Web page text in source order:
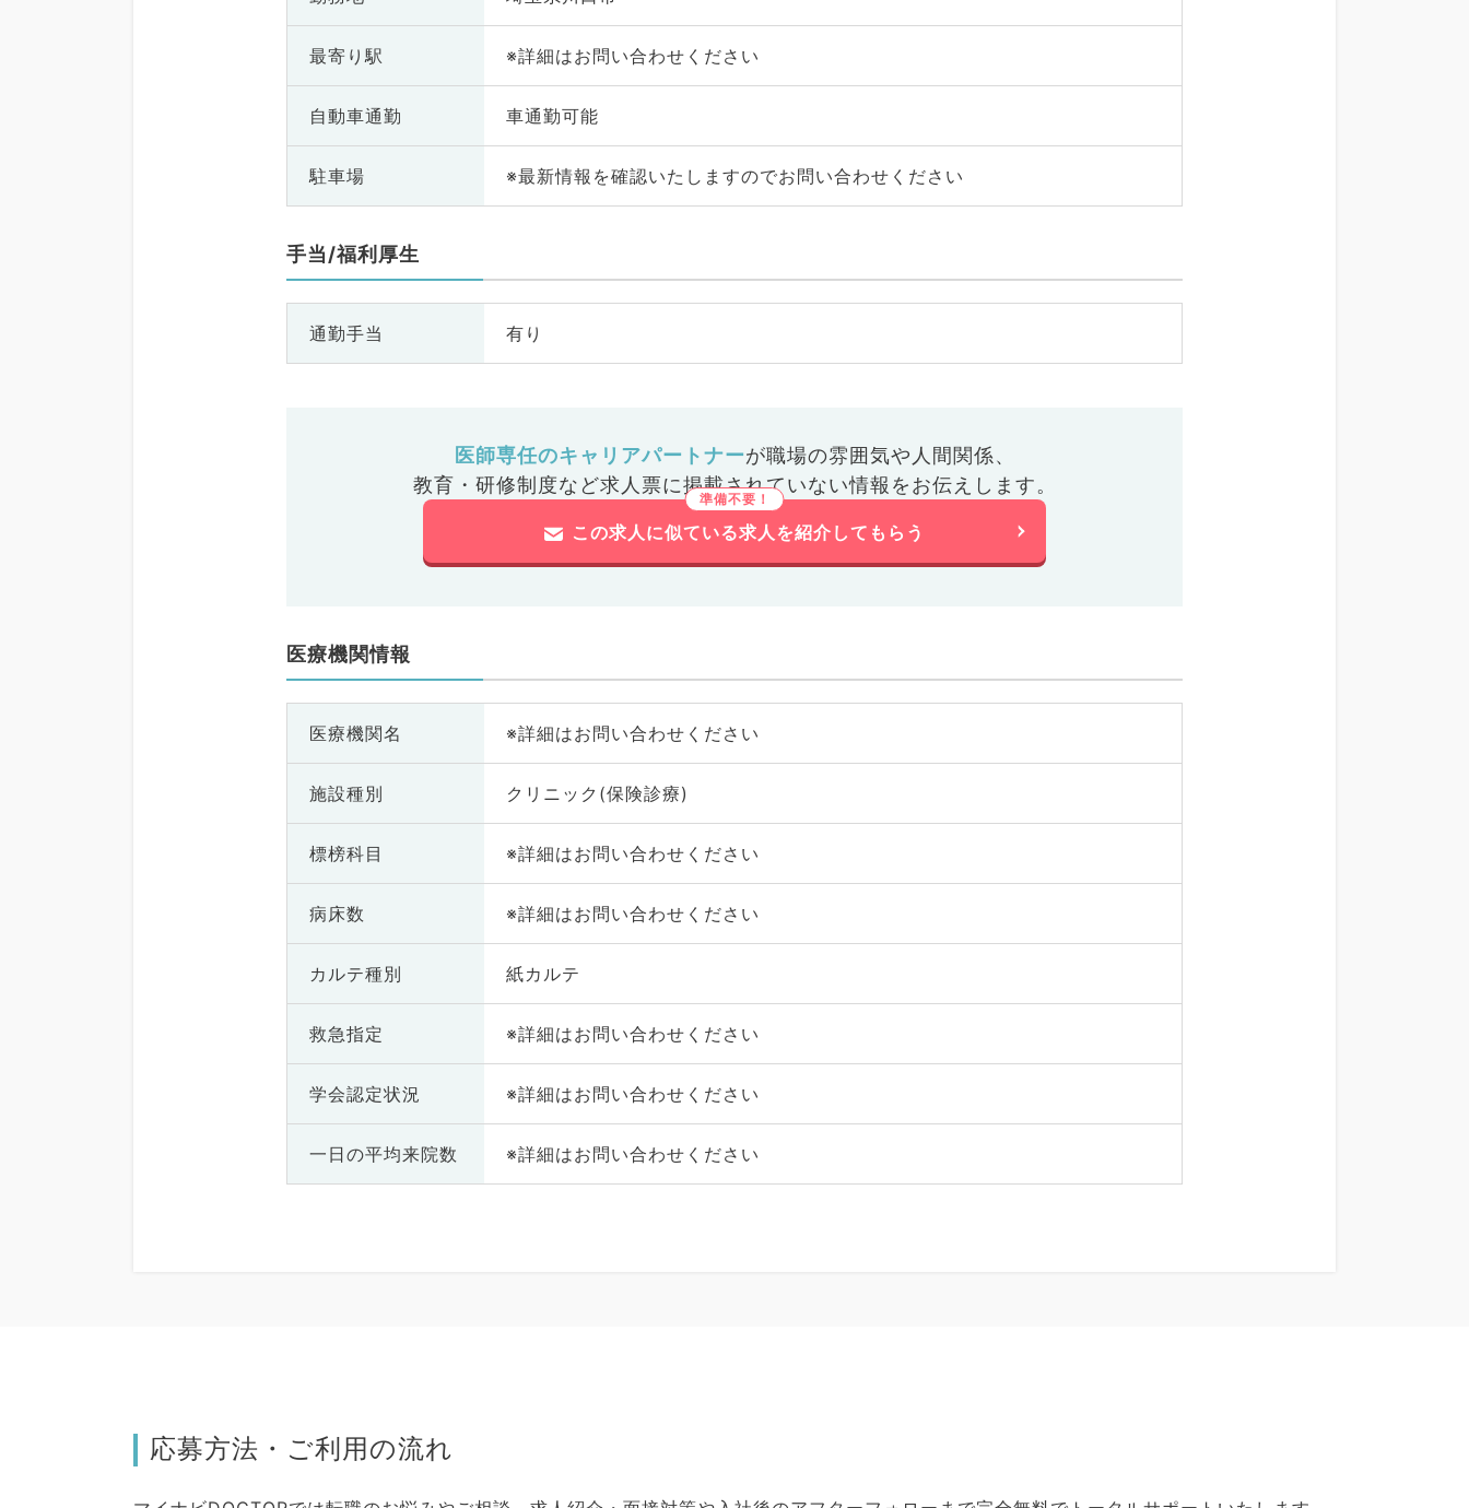
最寄り駅 ※詳細はお問い合わせください
自動車通勤 車通勤可能
駐車場 ※最新情報を確認いたしますのでお問い合わせください
手当/福利厚生
通勤手当 有り
医師専任のキャリアパートナーが職場の雰囲気や人間関係、
教育・研修制度など求人票に掲載されていない情報をお伝えします。
この求人に似ている求人を紹介してもらう
医療機関情報
医療機関名 ※詳細はお問い合わせください
施設種別 クリニック(保険診療)
標榜科目 ※詳細はお問い合わせください
病床数 ※詳細はお問い合わせください
カルテ種別 紙カルテ
救急指定 ※詳細はお問い合わせください
学会認定状況 ※詳細はお問い合わせください
一日の平均来院数 ※詳細はお問い合わせください
応募方法・ご利用の流れ